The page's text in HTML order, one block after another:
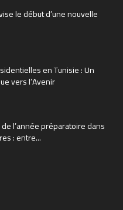
le début d’une nouvelle
en Tunisie : Un
vers l’Avenir
l’année préparatoire dans
: entre...